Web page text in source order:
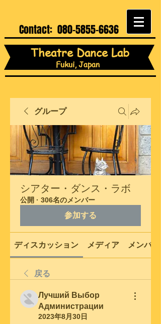
Contact: 080-5855-6636
Theatre Dance Lab
Fukui, Japan
グループ
シアター・ダンス・ラボ
公開 · 306名のメンバー
参加する
ディスカッション メディア メンバー
戻る
Лучший Выбор
Администрации
2023年8月30日